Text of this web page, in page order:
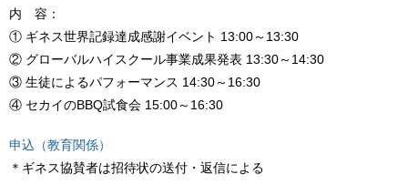
内 容：
① ギネス世界記録達成感謝イベント 13:00～13:30
② グローバルハイスクール事業成果発表 13:30～14:30
③ 生徒によるパフォーマンス 14:30～16:30
④ セカイのBBQ試食会 15:00～16:30
申込（教育関係）
＊ギネス協賛者は招待状の送付・返信による